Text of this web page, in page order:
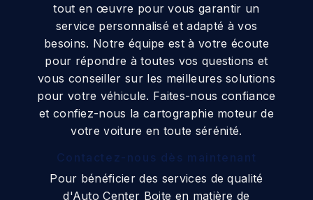
tout en œuvre pour vous garantir un
service personnalisé et adapté à vos
besoins. Notre équipe est à votre écoute
pour répondre à toutes vos questions et
vous conseiller sur les meilleures solutions
pour votre véhicule. Faites-nous confiance
et confiez-nous la cartographie moteur de
votre voiture en toute sérénité.
Contactez-nous dès maintenant
Pour bénéficier des services de qualité
d'Auto Center Boite en matière de